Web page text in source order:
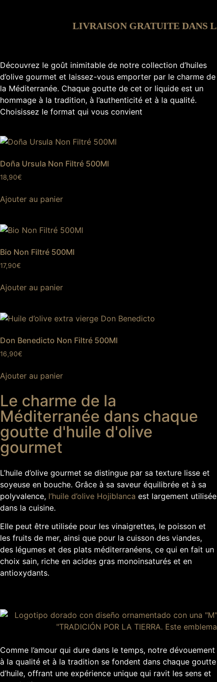
LIVRAISON GRATUITE DANS LA
Découvrez le goût inimitable de notre collection d’huiles
d’olive gourmet et laissez-vous emporter par le charme de
la Méditerranée. Chaque goutte de cet or liquide est un
hommage à la tradition, à l’authenticité et à la qualité.
Choisissez le format qui vous convient
Doña Ursula Non Filtré 500Ml
18,90€
Ajouter au panier
Bio Non Filtré 500Ml
17,90€
Ajouter au panier
Don Benedicto Non Filtré 500Ml
16,90€
Ajouter au panier
Le charme de la
Méditerranée dans chaque
goutte d'huile d'olive
gourmet
L’huile d’olive gourmet se distingue par sa texture lisse et
soyeuse en bouche. Grâce à sa saveur équilibrée et à sa
polyvalence, l’huile d’olive Hojiblanca est largement utilisée
dans la cuisine.
Elle peut être utilisée pour les vinaigrettes, le poisson et
les fruits de mer, ainsi que pour la cuisson des viandes,
des légumes et des plats méditerranéens, ce qui en fait un
choix sain, riche en acides gras monoinsaturés et en
antioxydants.
Comme l’amour qui dure dans le temps, notre dévouement
à la qualité et à la tradition se fondent dans chaque goutte
d’huile, offrant une expérience unique qui ravit les sens et